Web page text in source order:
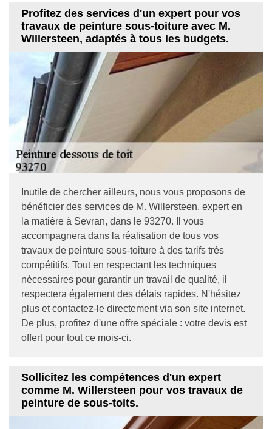
Profitez des services d'un expert pour vos
travaux de peinture sous-toiture avec M.
Willersteen, adaptés à tous les budgets.
Inutile de chercher ailleurs, nous vous proposons de
bénéficier des services de M. Willersteen, expert en
la matière à Sevran, dans le 93270. Il vous
accompagnera dans la réalisation de tous vos
travaux de peinture sous-toiture à des tarifs très
compétitifs. Tout en respectant les techniques
nécessaires pour garantir un travail de qualité, il
respectera également des délais rapides. N'hésitez
plus et contactez-le directement via son site internet.
De plus, profitez d'une offre spéciale : votre devis est
offert pour tout ce mois-ci.
Sollicitez les compétences d'un expert
comme M. Willersteen pour vos travaux de
peinture de sous-toits.